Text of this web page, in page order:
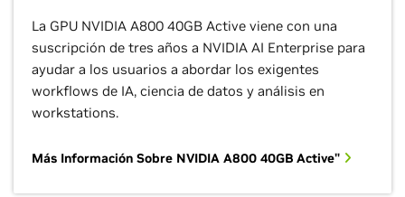
La GPU NVIDIA A800 40GB Active viene con una
suscripción de tres años a NVIDIA AI Enterprise para
ayudar a los usuarios a abordar los exigentes
workflows de IA, ciencia de datos y análisis en
workstations.
Más Información Sobre NVIDIA A800 40GB Active"